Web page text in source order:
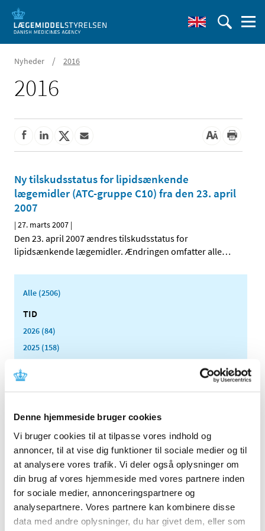
Denne hjemmeside bruger cookies
Vi bruger cookies til at tilpasse vores indhold og
annoncer, til at vise dig funktioner til sociale medier og til
at analysere vores trafik. Vi deler også oplysninger om
din brug af vores hjemmeside med vores partnere inden
for sociale medier, annonceringspartnere og
analysepartnere. Vores partnere kan kombinere disse
data med andre oplysninger, du har givet dem, eller som
Nyheder / 2016
2016
Ny tilskudsstatus for lipidsænkende
lægemidler (ATC-gruppe C10) fra den 23. april
2007
|27. marts 2007 |
Den 23. april 2007 ændres tilskudsstatus for
lipidsænkende lægemidler. Ændringen omfatter alle…
Alle (2506)
TID
2026 (84)
2025 (158)
2023 (195)
2021 (516)
2020 (263)
2019 (159)
2018 (150)
2017 (167)
2016 (167)
2015 (33)